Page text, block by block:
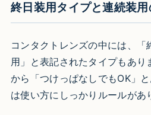
終日装用タイプと連続装
コンタクトレンズの中には、「
用」と表記されたタイプもあり
から「つけっぱなしでもOK」
は使い方にしっかりルールがあ